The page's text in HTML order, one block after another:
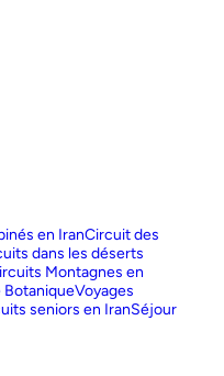
en IranCircuit des
dans les déserts
Montagnes en
BotaniqueVoyages
seniors en IranSéjour